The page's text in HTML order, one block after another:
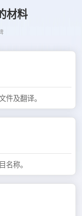
材料
件及翻译。
名称。